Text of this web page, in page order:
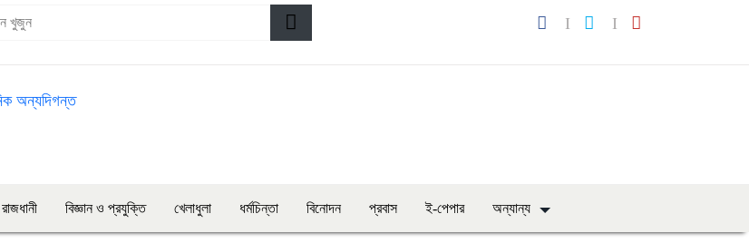
রাজধানী বিজ্ঞান ও প্রযুক্তি খেলাধুলা ধর্মচিন্তা বিনোদন প্রবাস ই-পেপার অন্যান্য